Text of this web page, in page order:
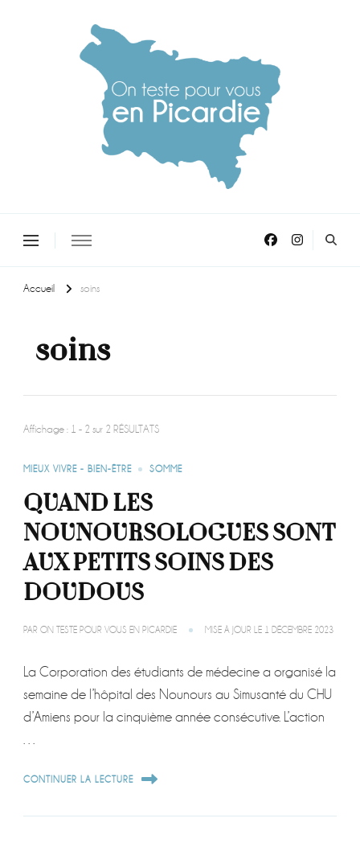
Accueil soins
soins
Affichage : 1 - 2 sur 2 RÉSULTATS
MIEUX VIVRE - BIEN-ÊTRE SOMME
QUAND LES
NOUNOURSOLOGUES SONT
AUX PETITS SOINS DES
DOUDOUS
PAR ON TESTE POUR VOUS EN PICARDIE MISE À JOUR LE 1 DÉCEMBRE 2023
La Corporation des étudiants de médecine a organisé la
semaine de l’hôpital des Nounours au Simusanté du CHU
d’Amiens pour la cinquième année consécutive. L’action
…
CONTINUER LA LECTURE